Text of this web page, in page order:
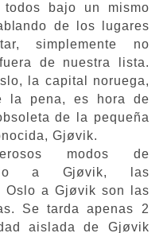
bajo un mismo
de los lugares
simplemente no
de nuestra lista.
la capital noruega,
la pena, es hora de
de la pequeña
Gjøvik.
modos de
a Gjøvik, las
Oslo a Gjøvik son las
Se tarda apenas 2
aislada de Gjøvik